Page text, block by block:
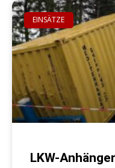
EINSÄTZE
LKW-